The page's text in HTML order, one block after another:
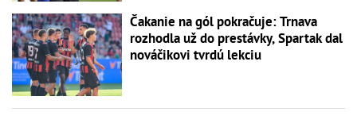
Čakanie na gól pokračuje: Trnava
rozhodla už do prestávky, Spartak dal
nováčikovi tvrdú lekciu